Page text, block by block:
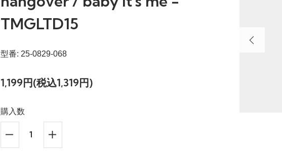
TMGLTD15
型番: 25-0829-068
1,199円(税込1,319円)
購入数